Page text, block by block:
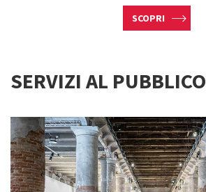
SCOPRI
SERVIZI AL PUBBLICO